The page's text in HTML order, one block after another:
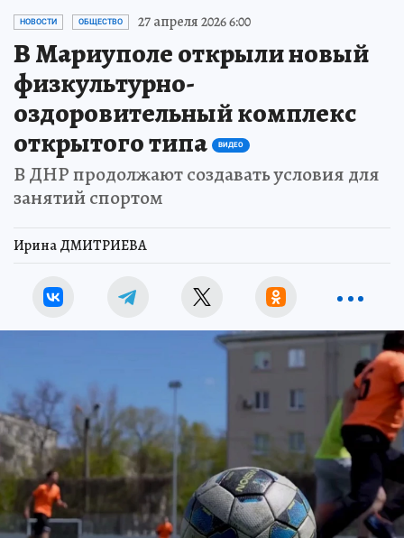
НОВОСТИ ОБЩЕСТВО 27 апреля 2026 6:00
В Мариуполе открыли новый
физкультурно-
оздоровительный комплекс
открытого типа
ВИДЕО
В ДНР продолжают создавать условия для
занятий спортом
Ирина ДМИТРИЕВА